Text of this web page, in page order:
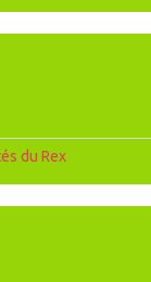
du Rex